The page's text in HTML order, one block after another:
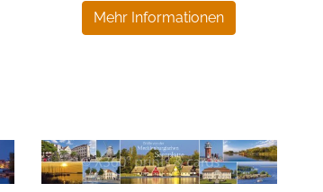
Mehr Informationen